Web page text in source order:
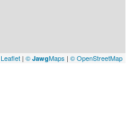
Leaflet | © JawgMaps | © OpenStreetMap